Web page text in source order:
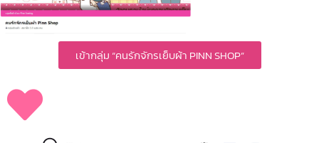
เข้ากลุ่ม “คนรักจักรเย็บผ้า PINN SHOP”